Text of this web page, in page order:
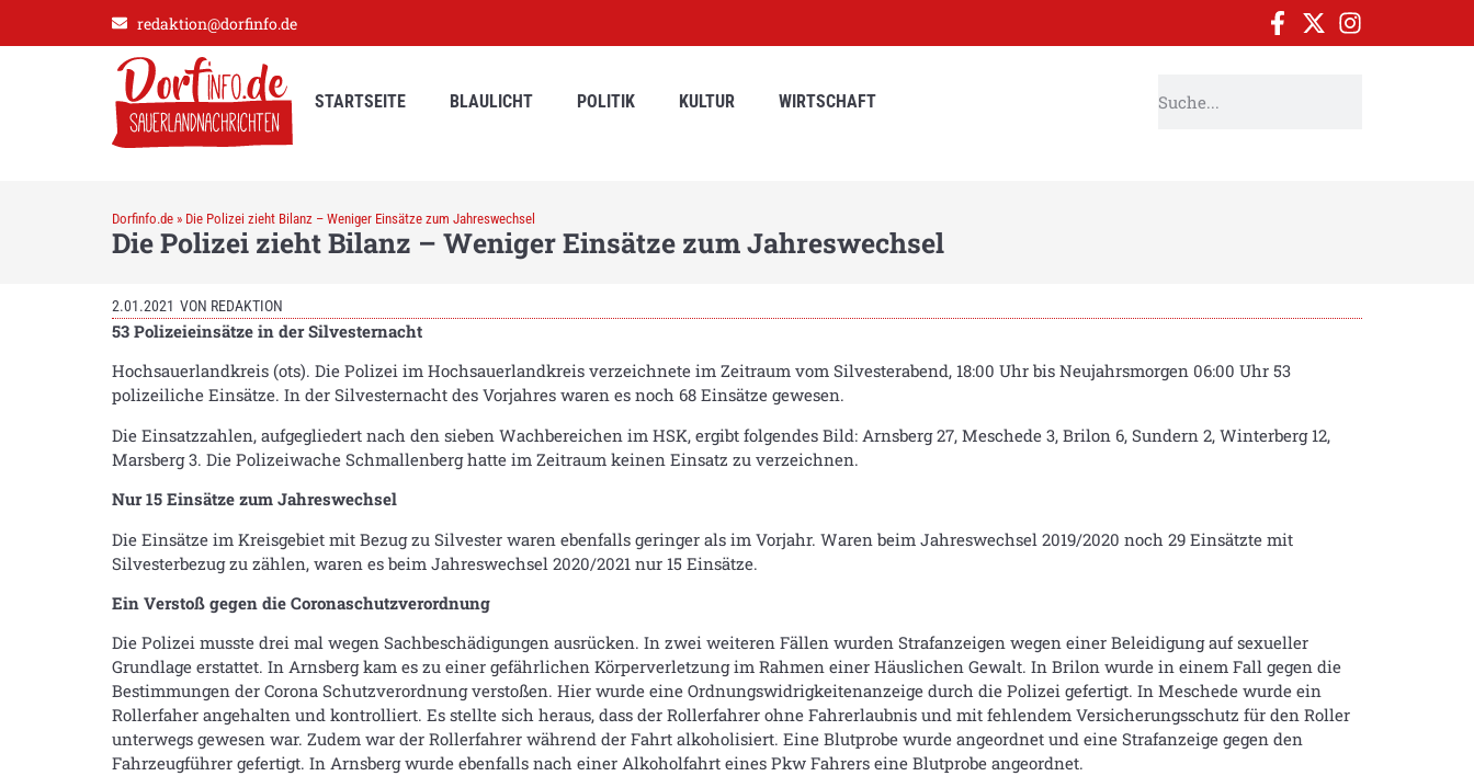
redaktion@dorfinfo.de
STARTSEITE BLAULICHT POLITIK KULTUR WIRTSCHAFT
Dorfinfo.de » Die Polizei zieht Bilanz – Weniger Einsätze zum Jahreswechsel
Die Polizei zieht Bilanz – Weniger Einsätze zum Jahreswechsel
2.01.2021 VON REDAKTION
53 Polizeieinsätze in der Silvesternacht
Hochsauerlandkreis (ots). Die Polizei im Hochsauerlandkreis verzeichnete im Zeitraum vom Silvesterabend, 18:00 Uhr bis Neujahrsmorgen 06:00 Uhr 53
polizeiliche Einsätze. In der Silvesternacht des Vorjahres waren es noch 68 Einsätze gewesen.
Die Einsatzzahlen, aufgegliedert nach den sieben Wachbereichen im HSK, ergibt folgendes Bild: Arnsberg 27, Meschede 3, Brilon 6, Sundern 2, Winterberg 12,
Marsberg 3. Die Polizeiwache Schmallenberg hatte im Zeitraum keinen Einsatz zu verzeichnen.
Nur 15 Einsätze zum Jahreswechsel
Die Einsätze im Kreisgebiet mit Bezug zu Silvester waren ebenfalls geringer als im Vorjahr. Waren beim Jahreswechsel 2019/2020 noch 29 Einsätzte mit
Silvesterbezug zu zählen, waren es beim Jahreswechsel 2020/2021 nur 15 Einsätze.
Ein Verstoß gegen die Coronaschutzverordnung
Die Polizei musste drei mal wegen Sachbeschädigungen ausrücken. In zwei weiteren Fällen wurden Strafanzeigen wegen einer Beleidigung auf sexueller
Grundlage erstattet. In Arnsberg kam es zu einer gefährlichen Körperverletzung im Rahmen einer Häuslichen Gewalt. In Brilon wurde in einem Fall gegen die
Bestimmungen der Corona Schutzverordnung verstoßen. Hier wurde eine Ordnungswidrigkeitenanzeige durch die Polizei gefertigt. In Meschede wurde ein
Rollerfaher angehalten und kontrolliert. Es stellte sich heraus, dass der Rollerfahrer ohne Fahrerlaubnis und mit fehlendem Versicherungsschutz für den Roller
unterwegs gewesen war. Zudem war der Rollerfahrer während der Fahrt alkoholisiert. Eine Blutprobe wurde angeordnet und eine Strafanzeige gegen den
Fahrzeugführer gefertigt. In Arnsberg wurde ebenfalls nach einer Alkoholfahrt eines Pkw Fahrers eine Blutprobe angeordnet.